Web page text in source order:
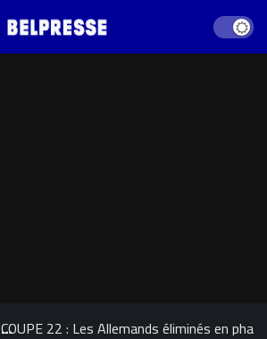
Dark
COUPE 22 : Les Allemands éliminés en